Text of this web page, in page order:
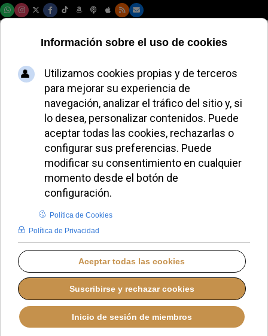
León XIV estrena
camiseta solidaria
del Domund
JAVIER RUIZ ARREGUI PAPA LEÓN XIV